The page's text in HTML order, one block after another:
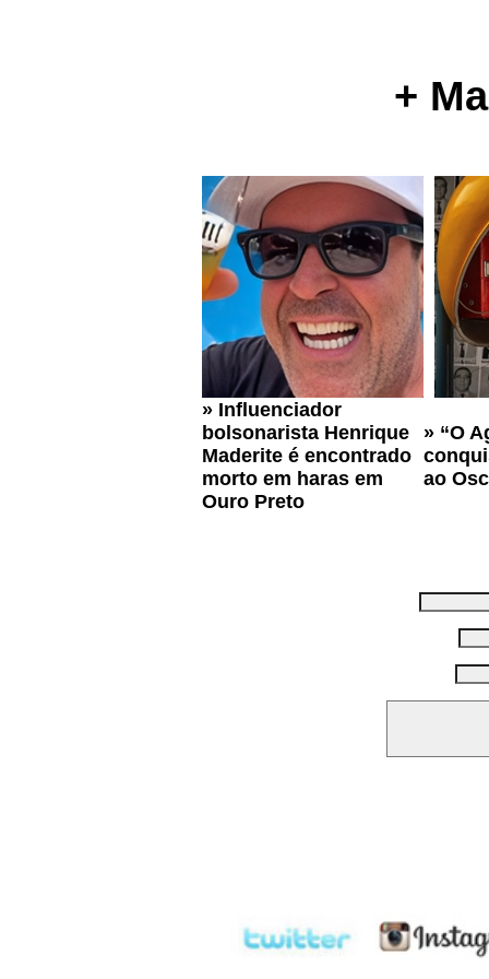
+
» Influenciador
bolsonarista Henrique
Maderite é encontrado
morto em haras em
Ouro Preto
» “O
ao